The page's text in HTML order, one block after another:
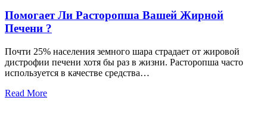
Помогает Ли Расторопша Вашей Жирной
Печени ?
Почти 25% населения земного шара страдает от жировой
дистрофии печени хотя бы раз в жизни. Расторопша часто
используется в качестве средства…
Read More